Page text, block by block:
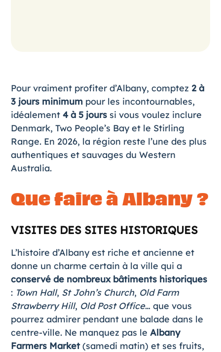
Pour vraiment profiter d’Albany, comptez 2 à
3 jours minimumpour les incontournables,
idéalement 4 à 5 jourssi vous voulez inclure
Denmark, Two People’s Bay et le Stirling
Range. En 2026, la région reste l’une des plus
authentiques et sauvages du Western
Australia.
Que faire à Albany ?
VISITES DES SITES HISTORIQUES
L’histoire d’Albany est riche et ancienne et
donne un charme certain à la ville qui a
conservé de nombreux bâtiments historiques
: Town Hall, St John’s Church, Old Farm
Strawberry Hill, Old Post Office… que vous
pourrez admirer pendant une balade dans le
centre-ville. Ne manquez pas le Albany
Farmers Market(samedi matin) et ses fruits,